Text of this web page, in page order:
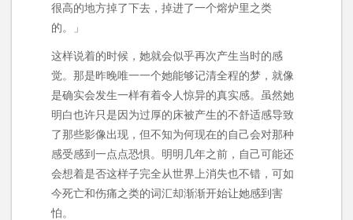
很高的地方掉了下去，掉进了一个熔炉里之类
的。」
这样说着的时候，她就会似乎再次产生当时的感
觉。那是昨晚唯一一个她能够记清全程的梦，就像
是确实会发生一样有着令人惊异的真实感。虽然她
明白也许只是因为过厚的床被产生的不舒适感导致
了那些影像出现，但不知为何现在的自己会对那种
感受感到一点点恐惧。明明几年之前，自己可能还
会想着是否这样子完全从世界上消失也不错，可如
今死亡和伤痛之类的词汇却渐渐开始让她感到害
怕。